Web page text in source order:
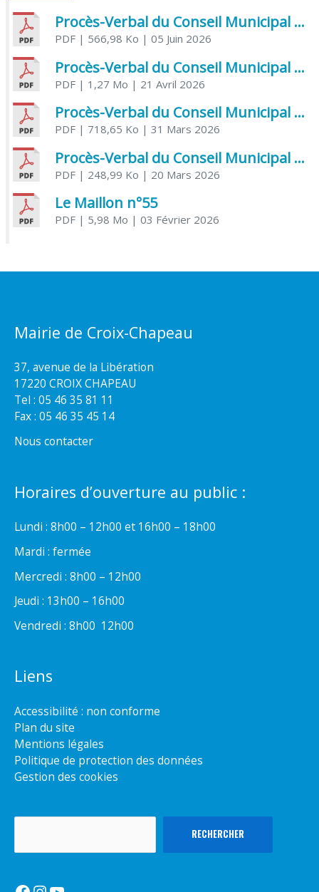
Procès-Verbal du Conseil Municipal du 5 juin 2026
PDF| 566,98 Ko | 05 Juin 2026
Procès-Verbal du Conseil Municipal du 21 avril 2026
PDF| 1,27 Mo | 21 Avril 2026
Procès-Verbal du Conseil Municipal du 31 mars 2026
PDF| 718,65 Ko | 31 Mars 2026
Procès-Verbal du Conseil Municipal du 20 mars 2026
PDF| 248,99 Ko | 20 Mars 2026
Le Maillon n°55
PDF| 5,98 Mo | 03 Février 2026
Mairie de Croix-Chapeau
37, avenue de la Libération
17220 CROIX CHAPEAU
Tel : 05 46 35 81 11
Fax : 05 46 35 45 14
Nous contacter
Horaires d’ouverture au public :
Lundi : 8h00 – 12h00 et 16h00 – 18h00
Mardi : fermée
Mercredi : 8h00 – 12h00
Jeudi : 13h00 – 16h00
Vendredi : 8h00  12h00
Liens
Accessibilité : non conforme
Plan du site
Mentions légales
Politique de protection des données
Gestion des cookies
RECHERCHER